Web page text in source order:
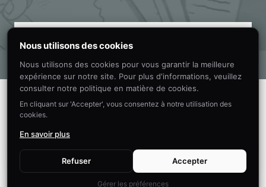
Recevez chaque mois dans votre boîte
de réception de nouvelles informations
sur les sciences du comportement.
Nous utilisons des cookies
Nous utilisons des cookies pour vous garantir la meilleure
expérience sur notre site. Pour plus d'informations, veuillez
consulter notre politique en matière de cookies.
En cliquant sur 'Accepter', vous consentez à notre utilisation des
cookies.
En savoir plus
Refuser Accepter
Gérer les préférences